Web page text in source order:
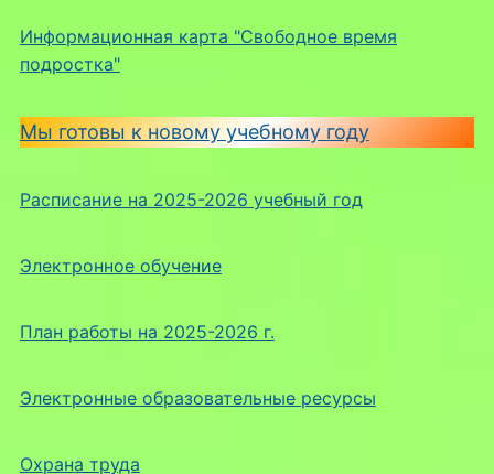
Информационная карта "Свободное время
подростка"
Мы готовы к новому учебному году
Расписание на 2025-2026 учебный год
Электронное обучение
План работы на 2025-2026 г.
Электронные образовательные ресурсы
Охрана труда